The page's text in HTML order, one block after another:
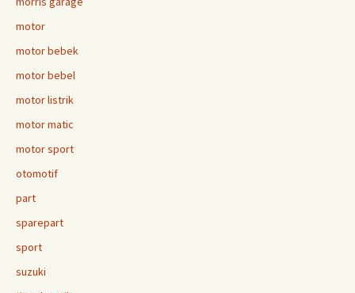
motor
motor bebek
motor bebel
motor listrik
motor matic
motor sport
otomotif
part
sparepart
sport
suzuki